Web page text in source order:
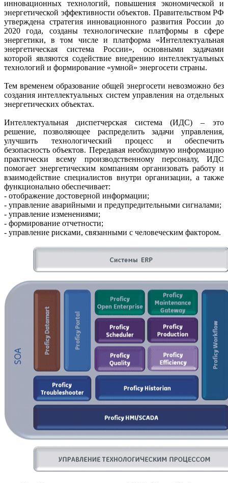
инновационных технологий, повышения экономической и
энергетической эффективности объектов. Правительством РФ
утверждена стратегия инновационного развития России до
2020 года, созданы технологические платформы в сфере
энергетики, в том числе и платформа «Интеллектуальная
энергетическая система России», основными задачами
которой являются содействие внедрению интеллектуальных
технологий и формирование «умной» энергосети страны.
Тем временем образование общей энергосети невозможно без
создания интеллектуальных систем управления на отдельных
энергетических объектах.
Интеллектуальная диспетчерская система (ИДС) – это
решение, позволяющее распределить задачи управления,
улучшить технологический процесс и обеспечить
безопасность объектов. Передавая необходимую информацию
практически всему производственному персоналу, ИДС
помогает энергетическим компаниям организовать работу и
взаимодействие специалистов внутри организации, а также
функционально обеспечивает:
- отображение достоверной информации;
- управление аварийными и предупредительными сигналами;
- управление изменениями;
- формирование отчетности;
- управление рисками, связанными с человеческим фактором.